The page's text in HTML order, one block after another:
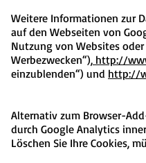
Weitere Informationen zur
auf den Webseiten von
Nutzung von Websites oder
Werbezwecken“), http://
einzublenden“) und http://
Alternativ zum Browser-
durch Google Analytics
Löschen Sie Ihre Cookies,